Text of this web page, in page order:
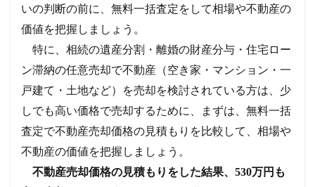
いの判断の前に、無料一括査定をして相場や不動産の
価値を把握しましょう。
特に、相続の遺産分割・離婚の財産分与・住宅ロー
ン滞納の任意売却で不動産（空き家・マンション・一
戸建て・土地など）を売却を検討されている方は、少
しでも高い価格で売却するために、まずは、無料一括
査定で不動産売却価格の見積もりを比較して、相場や
不動産の価値を把握しましょう。
不動産売却価格の見積もりをした結果、530万円も